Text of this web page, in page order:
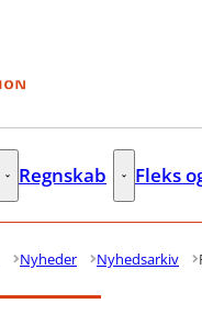
Refusion - Flere links
Regnskab Regnskab -
Fleks
Nyheder Nyhedsarkiv